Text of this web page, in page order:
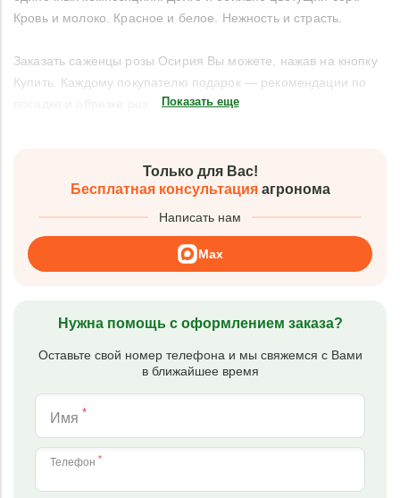
Кровь и молоко. Красное и белое. Нежность и страсть.
Заказать саженцы розы Осирия Вы можете, нажав на кнопку
Купить. Каждому покупателю подарок — рекомендации по
Показать еще
Только для Вас!
Бесплатная консультацияагронома
Написать нам
Max
Нужна помощь с оформлением заказа?
Оставьте свой номер телефона и мы свяжемся с Вами
в ближайшее время
Имя *
Телефон *